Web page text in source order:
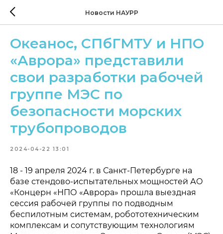
Новости НАУРР
Океанос, СПбГМТУ и НПО
«Аврора» представили
свои разработки рабочей
группе МЭС по
безопасности морских
трубопроводов
2024-04-22 13:01
18 - 19 апреля 2024 г. в Санкт-Петербурге на
базе стендово-испытательных мощностей АО
«Концерн «НПО «Аврора» прошла выездная
сессия рабочей группы по подводным
беспилотным системам, робототехническим
комплексам и сопутствующим технологиям